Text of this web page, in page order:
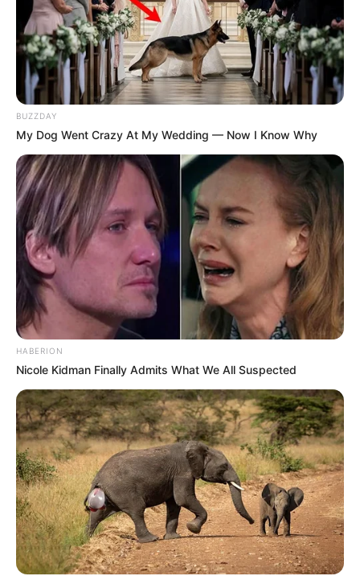
BUZZDAY
My Dog Went Crazy At My Wedding — Now I Know Why
HABERION
Nicole Kidman Finally Admits What We All Suspected